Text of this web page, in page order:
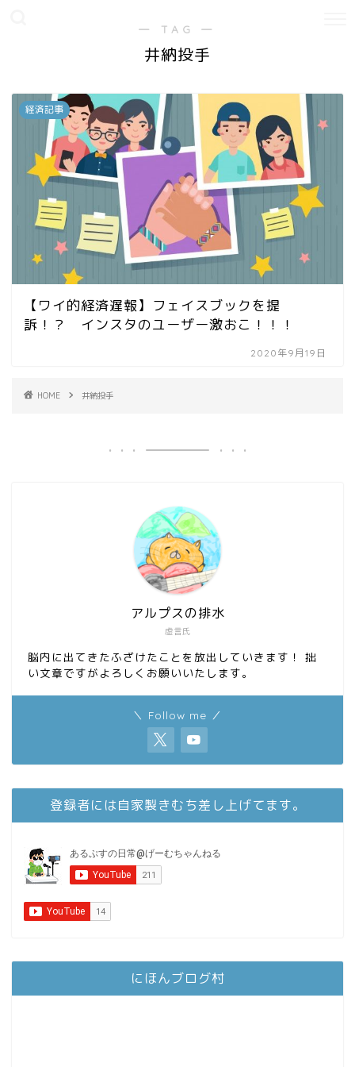
― TAG ―
井納投手
経済記事
【ワイ的経済遅報】フェイスブックを提
訴！？ インスタのユーザー激おこ！！！
2020年9月19日
HOME 井納投手
虚言氏
アルプスの排水
脳内に出てきたふざけたことを放出していきます！ 拙
い文章ですがよろしくお願いいたします。
＼ Follow me ／
登録者には自家製きむち差し上げてます。
にほんブログ村